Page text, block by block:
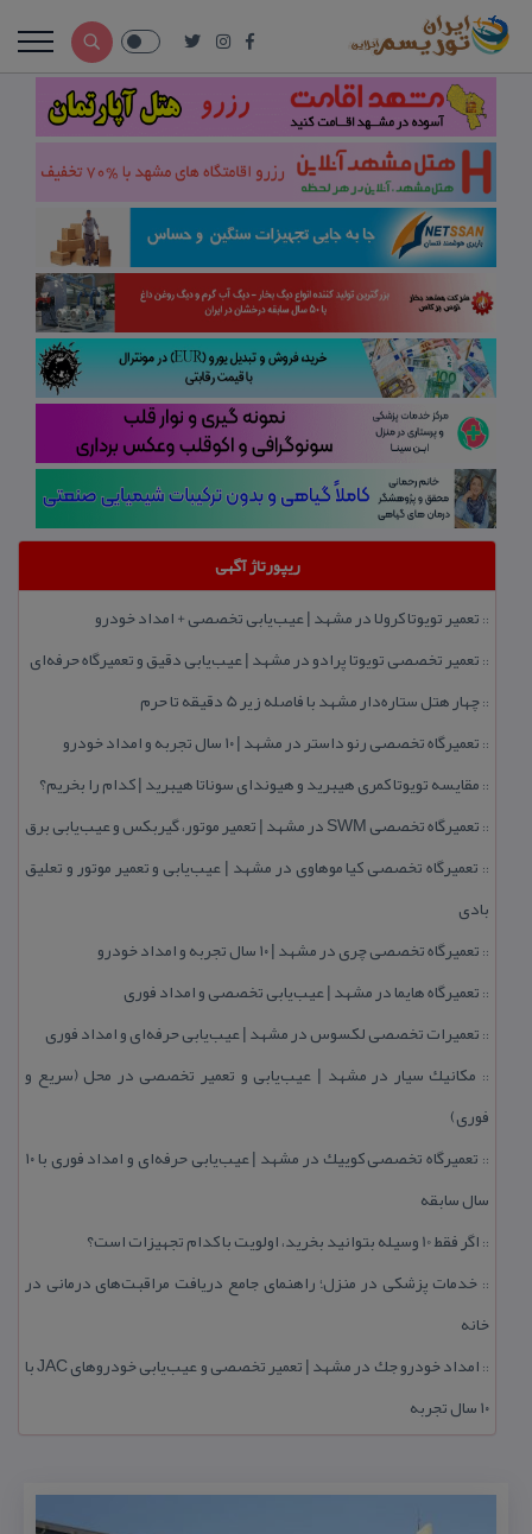
ریپورتاژ آگهی
:: تعمیر تویوتا كرولا در مشهد | عیب‌یابی تخصصی + امداد خودرو
:: تعمیر تخصصی تویوتا پرادو در مشهد | عیب‌یابی دقیق و تعمیرگاه حرفه‌ای
::چهار هتل‌ ستاره‌دار مشهد با فاصله زیر 5 دقیقه تا حرم
:: تعمیرگاه تخصصی رنو داستر در مشهد | ۱۰ سال تجربه و امداد خودرو
:: مقایسه تویوتا كمری هیبرید و هیوندای سوناتا هیبرید | كدام را بخریم؟
:: تعمیرگاه تخصصی SWM در مشهد | تعمیر موتور، گیربكس و عیب‌یابی برق
:: تعمیرگاه تخصصی كیا موهاوی در مشهد | عیب‌یابی و تعمیر موتور و تعلیق
بادی
:: تعمیرگاه تخصصی چری در مشهد | ۱۰ سال تجربه و امداد خودرو
:: تعمیرگاه هایما در مشهد | عیب‌یابی تخصصی و امداد فوری
:: تعمیرات تخصصی لكسوس در مشهد | عیب‌یابی حرفه‌ای و امداد فوری
:: مكانیك سیار در مشهد | عیب‌یابی و تعمیر تخصصی در محل (سریع و
فوری)
::
تعمیرگاه تخصصی كوییك در مشهد | عیب‌یابی حرفه‌ای و امداد فوری با ۱۰
سال سابقه
:: اگر فقط 10 وسیله بتوانید بخرید، اولویت با كدام تجهیزات است؟
:: خدمات پزشكی در منزل؛ راهنمای جامع دریافت مراقبت‌های درمانی در
خانه
::
امداد خودرو جك در مشهد | تعمیر تخصصی و عیب‌یابی خودروهای JAC با
۱۰ سال تجربه